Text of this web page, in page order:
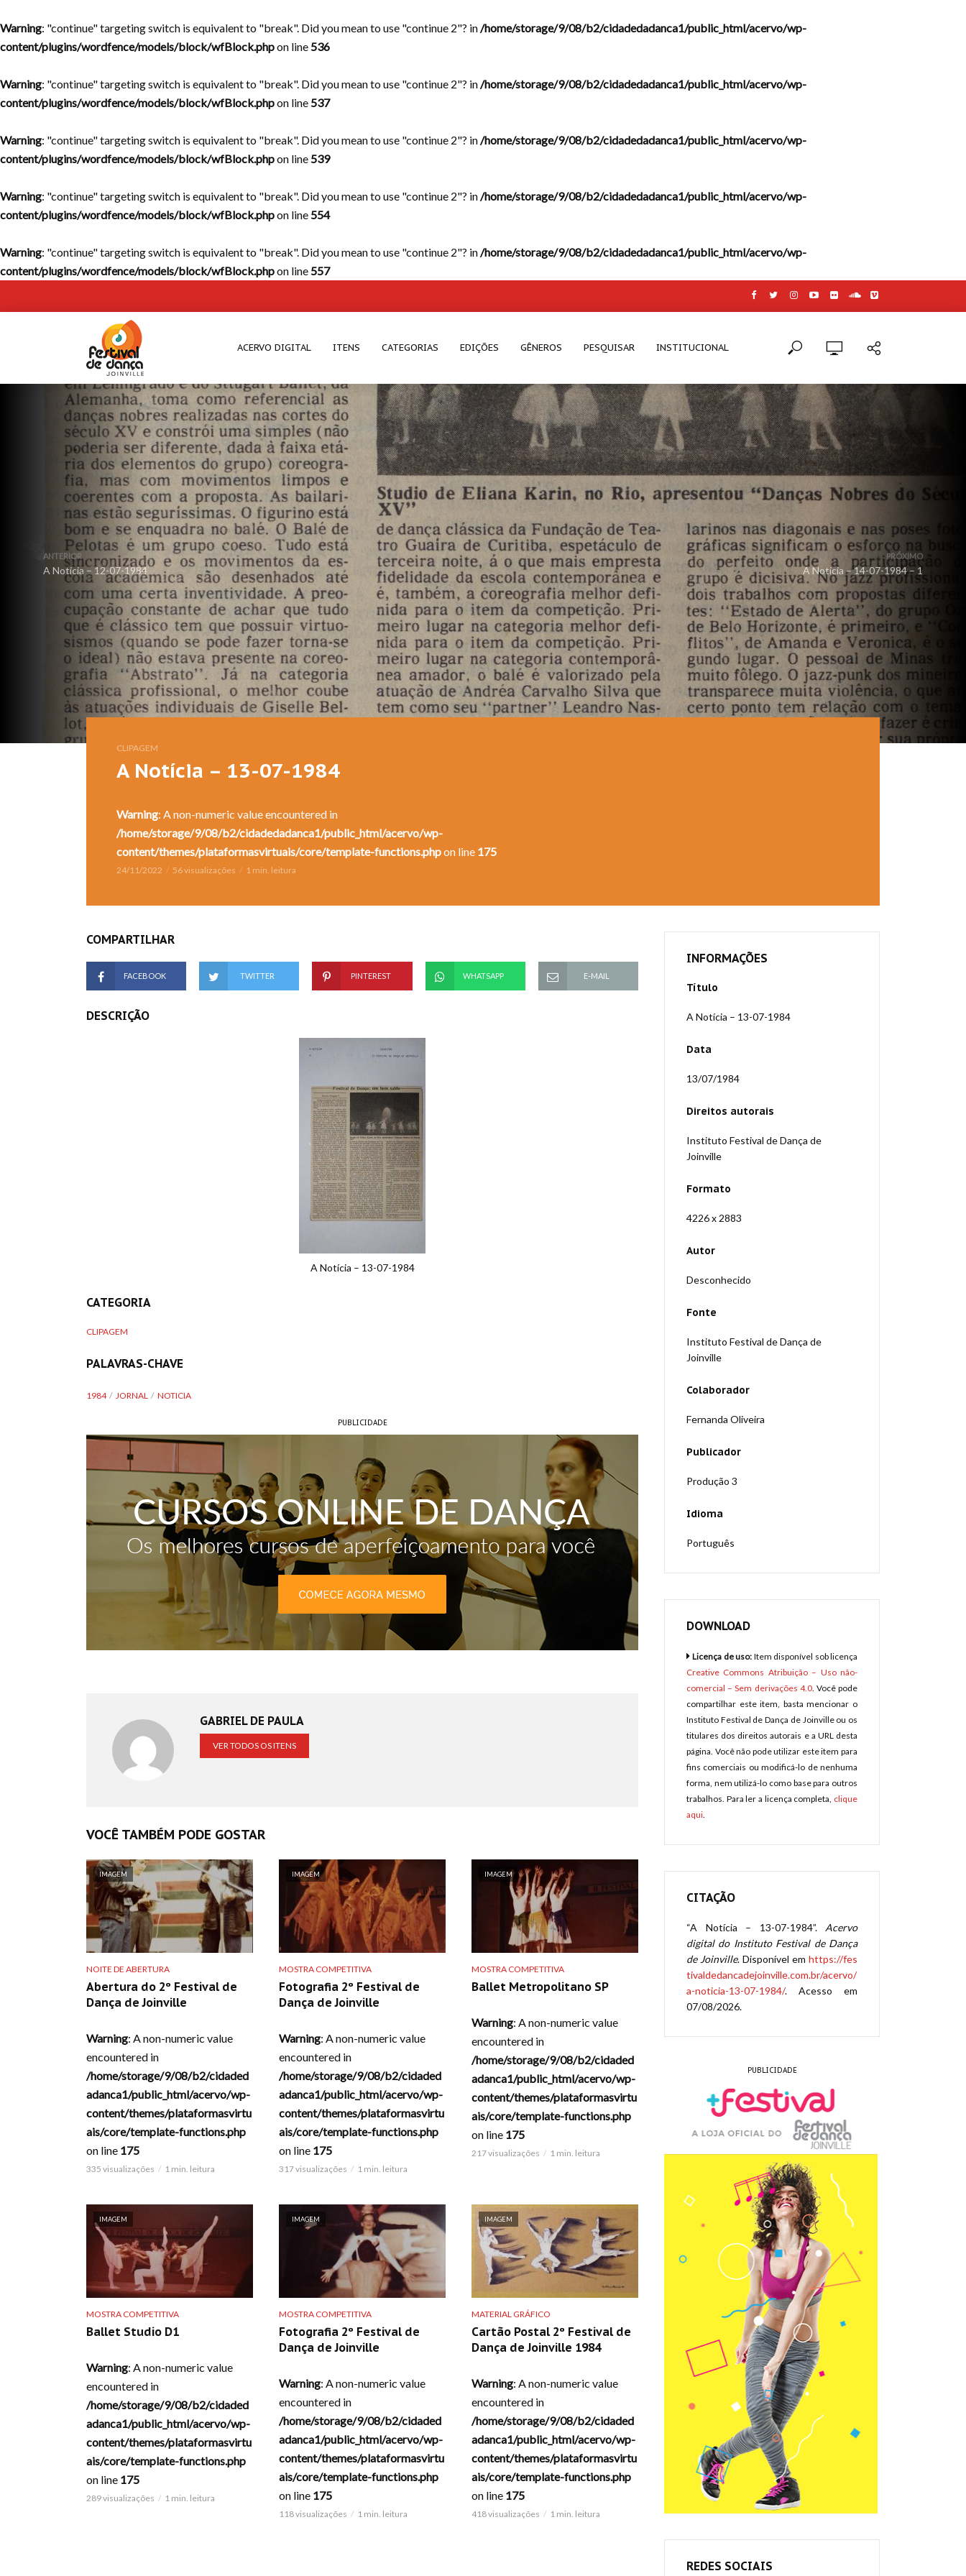
Warning: "continue" targeting switch is equivalent to "break". Did you mean to use "continue 2"? in/home/storage/9/08/b2/cidadedadanca1/public_html/acervo/wp-
content/plugins/wordfence/models/block/wfBlock.phpon line536
Warning: "continue" targeting switch is equivalent to "break". Did you mean to use "continue 2"? in/home/storage/9/08/b2/cidadedadanca1/public_html/acervo/wp-
content/plugins/wordfence/models/block/wfBlock.phpon line537
Warning: "continue" targeting switch is equivalent to "break". Did you mean to use "continue 2"? in/home/storage/9/08/b2/cidadedadanca1/public_html/acervo/wp-
content/plugins/wordfence/models/block/wfBlock.phpon line539
Warning: "continue" targeting switch is equivalent to "break". Did you mean to use "continue 2"? in/home/storage/9/08/b2/cidadedadanca1/public_html/acervo/wp-
content/plugins/wordfence/models/block/wfBlock.phpon line554
Warning: "continue" targeting switch is equivalent to "break". Did you mean to use "continue 2"? in/home/storage/9/08/b2/cidadedadanca1/public_html/acervo/wp-
content/plugins/wordfence/models/block/wfBlock.phpon line557
ACERVO DIGITAL ITENS CATEGORIAS EDIÇÕES GÊNEROS PESQUISAR INSTITUCIONAL
ANTERIOR
A Notícia – 12-07-1984
PRÓXIMO
A Notícia – 14-07-1984 – 1
CLIPAGEM
A Notícia – 13-07-1984
Warning: A non-numeric value encountered in
/home/storage/9/08/b2/cidadedadanca1/public_html/acervo/wp-
content/themes/plataformasvirtuais/core/template-functions.phpon line 175
24/11/2022 56 visualizações 1 min. leitura
COMPARTILHAR
FACEBOOK TWITTER PINTEREST WHATSAPP E-MAIL
DESCRIÇÃO
A Notícia – 13-07-1984
CATEGORIA
CLIPAGEM
PALAVRAS-CHAVE
1984 JORNAL NOTICIA
PUBLICIDADE
GABRIEL DE PAULA
VER TODOS OS ITENS
VOCÊ TAMBÉM PODE GOSTAR
IMAGEM
NOITE DE ABERTURA
Abertura do 2º Festival de
Dança de Joinville
Warning: A non-numeric value
encountered in
/home/storage/9/08/b2/cidaded
adanca1/public_html/acervo/wp-
content/themes/plataformasvirtu
ais/core/template-functions.php
on line 175
335 visualizações 1 min. leitura
IMAGEM
MOSTRA COMPETITIVA
Fotografia 2º Festival de
Dança de Joinville
Warning: A non-numeric value
encountered in
/home/storage/9/08/b2/cidaded
adanca1/public_html/acervo/wp-
content/themes/plataformasvirtu
ais/core/template-functions.php
on line 175
317 visualizações 1 min. leitura
IMAGEM
MOSTRA COMPETITIVA
Ballet Metropolitano SP
Warning: A non-numeric value
encountered in
/home/storage/9/08/b2/cidaded
adanca1/public_html/acervo/wp-
content/themes/plataformasvirtu
ais/core/template-functions.php
on line 175
217 visualizações 1 min. leitura
IMAGEM
MOSTRA COMPETITIVA
Ballet Studio D1
Warning: A non-numeric value
encountered in
/home/storage/9/08/b2/cidaded
adanca1/public_html/acervo/wp-
content/themes/plataformasvirtu
ais/core/template-functions.php
on line 175
289 visualizações 1 min. leitura
IMAGEM
MOSTRA COMPETITIVA
Fotografia 2º Festival de
Dança de Joinville
Warning: A non-numeric value
encountered in
/home/storage/9/08/b2/cidaded
adanca1/public_html/acervo/wp-
content/themes/plataformasvirtu
ais/core/template-functions.php
on line 175
118 visualizações 1 min. leitura
IMAGEM
MATERIAL GRÁFICO
Cartão Postal 2º Festival de
Dança de Joinville 1984
Warning: A non-numeric value
encountered in
/home/storage/9/08/b2/cidaded
adanca1/public_html/acervo/wp-
content/themes/plataformasvirtu
ais/core/template-functions.php
on line 175
418 visualizações 1 min. leitura
INFORMAÇÕES
Título
A Notícia – 13-07-1984
Data
13/07/1984
Direitos autorais
Instituto Festival de Dança de
Joinville
Formato
4226 x 2883
Autor
Desconhecido
Fonte
Instituto Festival de Dança de
Joinville
Colaborador
Fernanda Oliveira
Publicador
Produção 3
Idioma
Português
DOWNLOAD
Licença de uso: Item disponível sob licença
Creative Commons Atribuição – Uso não-
comercial – Sem derivações 4.0. Você pode
compartilhar este item, basta mencionar o
Instituto Festival de Dança de Joinville ou os
titulares dos direitos autorais e a URL desta
página. Você não pode utilizar este item para
fins comerciais ou modificá-lo de nenhuma
forma, nem utilizá-lo como base para outros
trabalhos. Para ler a licença completa, clique
aqui.
CITAÇÃO
“A Notícia – 13-07-1984”. Acervo
digital do Instituto Festival de Dança
de Joinville. Disponível em https://fes
tivaldedancadejoinville.com.br/acervo/
a-noticia-13-07-1984/. Acesso em
07/08/2026.
PUBLICIDADE
REDES SOCIAIS